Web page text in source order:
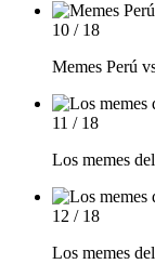
10 / 18
Memes Perú
11 / 18
Los memes
12 / 18
Los memes